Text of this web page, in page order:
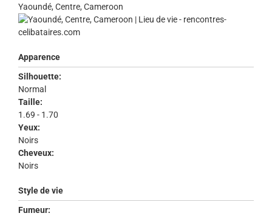
Yaoundé, Centre, Cameroon
Apparence
Silhouette:
Normal
Taille:
1.69 - 1.70
Yeux:
Noirs
Cheveux:
Noirs
Style de vie
Fumeur: